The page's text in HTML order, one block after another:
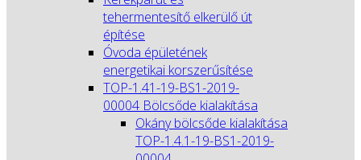
tehermentesítő elkerülő út
építése
Óvoda épületének
energetikai korszerűsítése
TOP-1.41-19-BS1-2019-
00004 Bölcsőde kialakítása
Okány bölcsőde kialakítása
TOP-1.4.1-19-BS1-2019-